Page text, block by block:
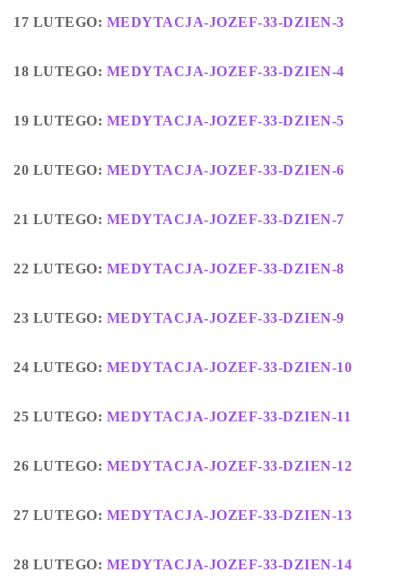
17 LUTEGO: MEDYTACJA-JOZEF-33-DZIEN-3
18 LUTEGO: MEDYTACJA-JOZEF-33-DZIEN-4
19 LUTEGO: MEDYTACJA-JOZEF-33-DZIEN-5
20 LUTEGO: MEDYTACJA-JOZEF-33-DZIEN-6
21 LUTEGO: MEDYTACJA-JOZEF-33-DZIEN-7
22 LUTEGO: MEDYTACJA-JOZEF-33-DZIEN-8
23 LUTEGO: MEDYTACJA-JOZEF-33-DZIEN-9
24 LUTEGO: MEDYTACJA-JOZEF-33-DZIEN-10
25 LUTEGO: MEDYTACJA-JOZEF-33-DZIEN-11
26 LUTEGO: MEDYTACJA-JOZEF-33-DZIEN-12
27 LUTEGO: MEDYTACJA-JOZEF-33-DZIEN-13
28 LUTEGO: MEDYTACJA-JOZEF-33-DZIEN-14